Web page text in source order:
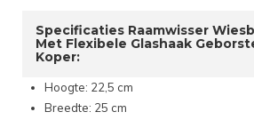
Specificaties Raamwisser
Met Flexibele Glashaak
Koper:
Hoogte: 22,5 cm
Breedte: 25 cm